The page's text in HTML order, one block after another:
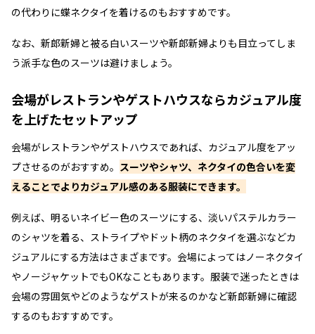
の代わりに蝶ネクタイを着けるのもおすすめです。
なお、新郎新婦と被る白いスーツや新郎新婦よりも目立ってしま
う派手な色のスーツは避けましょう。
会場がレストランやゲストハウスならカジュアル度
を上げたセットアップ
会場がレストランやゲストハウスであれば、カジュアル度をアッ
プさせるのがおすすめ。 スーツやシャツ、ネクタイの色合いを変
えることでよりカジュアル感のある服装にできます。
例えば、明るいネイビー色のスーツにする、淡いパステルカラー
のシャツを着る、ストライプやドット柄のネクタイを選ぶなどカ
ジュアルにする方法はさまざまです。会場によってはノーネクタイ
やノージャケットでもOKなこともあります。服装で迷ったときは
会場の雰囲気やどのようなゲストが来るのかなど新郎新婦に確認
するのもおすすめです。